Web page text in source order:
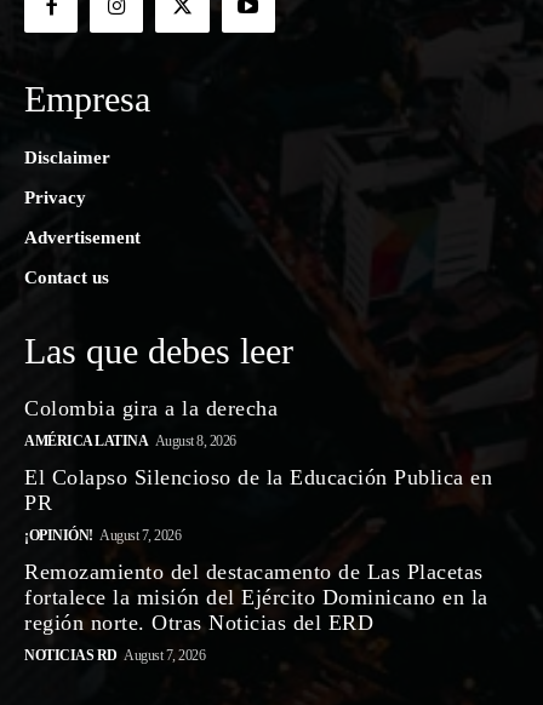
Empresa
Disclaimer
Privacy
Advertisement
Contact us
Las que debes leer
Colombia gira a la derecha
AMÉRICA LATINA August 8, 2026
El Colapso Silencioso de la Educación Publica en
PR
¡OPINIÓN! August 7, 2026
Remozamiento del destacamento de Las Placetas
fortalece la misión del Ejército Dominicano en la
región norte. Otras Noticias del ERD
NOTICIAS RD August 7, 2026